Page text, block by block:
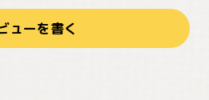
ューを書く